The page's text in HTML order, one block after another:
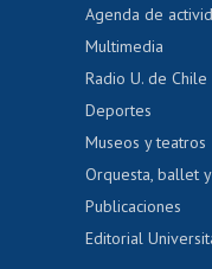
Certificado
Acoso laboral,
Agenda de
Multimedia
Radio U. de Chile
Deportes
Museos y teatros
Orquesta, ballet
Publicaciones
Editorial